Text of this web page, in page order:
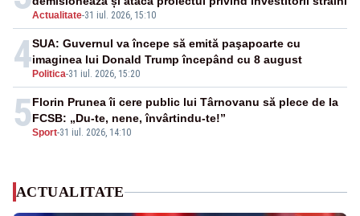
Actualitate-31 iul. 2026, 15:10
4 Politica-31 iul. 2026, 15:20
SUA: Guvernul va începe să emită paşapoarte cu
imaginea lui Donald Trump începând cu 8 august
5Sport-31 iul. 2026, 14:10
Florin Prunea îi cere public lui Târnovanu să plece de la
FCSB: „Du-te, nene, învârtindu-te!”
ACTUALITATE